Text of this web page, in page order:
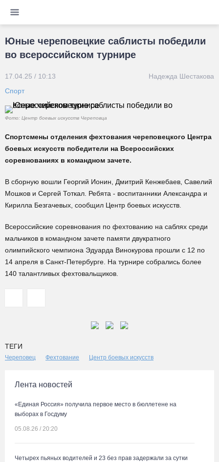
Юные череповецкие саблисты победили
во всероссийском турнире
17.04.25 / 10:13
Надежда Шестакова
Спорт
Фото: Центр боевых искусств Череповца
Спортсмены отделения фехтования череповецкого Центра
боевых искусств победители на Всероссийских
соревнованиях в командном зачете.
В сборную вошли Георгий Ионин, Дмитрий Кенжебаев, Савелий
Мошков и Сергей Тоткал. Ребята - воспитанники Александра и
Кирилла Безгачевых, сообщил Центр боевых искусств.
Всероссийские соревнования по фехтованию на саблях среди
мальчиков в командном зачете памяти двукратного
олимпийского чемпиона Эдуарда Винокурова прошли с 12 по
14 апреля в Санкт-Петербурге. На турнире собрались более
140 талантливых фехтовальщиков.
ТЕГИ
Череповец Фехтование Центр боевых искусств
Лента новостей
«Единая Россия» получила первое место в бюллетене на
выборах в Госдуму
05.08.26 / 20:20
Четырех пьяных водителей и 23 без прав задержали за сутки